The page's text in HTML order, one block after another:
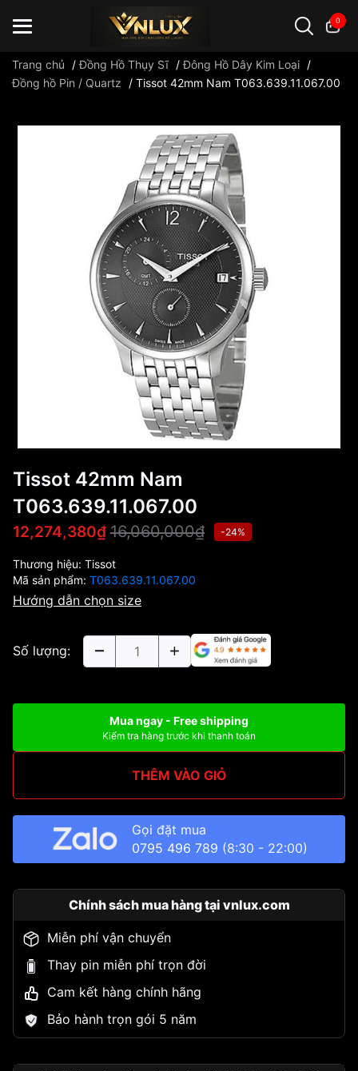
0
Trang chủ /Đồng Hồ Thụy Sĩ /Đông Hồ Dây Kim Loại /
Đồng hồ Pin / Quartz
/ Tissot 42mm Nam T063.639.11.067.00
Tissot 42mm Nam
T063.639.11.067.00
12,274,380₫ 16,060,000₫ -24%
Thương hiệu: Tissot
Mã sản phẩm: T063.639.11.067.00
Hướng dẫn chọn size
Số lượng:
Mua ngay - Free shipping
Kiểm tra hàng trước khi thanh toán
THÊM VÀO GIỎ
Gọi đặt mua
0795 496 789 (8:30 - 22:00)
Chính sách mua hàng tại vnlux.com
Miễn phí vận chuyển
Thay pin miễn phí trọn đời
Cam kết hàng chính hãng
Bảo hành trọn gói 5 năm